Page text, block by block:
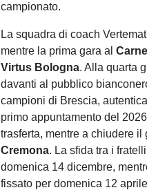
campionato.
La squadra di coach
mentre la prima gara al
Virtus Bologna. Alla quarta
davanti al pubblico
campioni di Brescia,
primo appuntamento del
trasferta, mentre a chiudere
Cremona. La sfida tra i fratelli
domenica 14 dicembre,
fissato per domenica 12